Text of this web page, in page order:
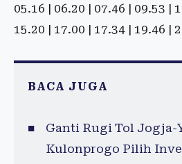
05.16 | 06.20 | 07.46 | 09.53 |
15.20 | 17.00 | 17.34 | 19.46 |
BACA JUGA
Ganti Rugi Tol Jogja-
Kulonprogo Pilih